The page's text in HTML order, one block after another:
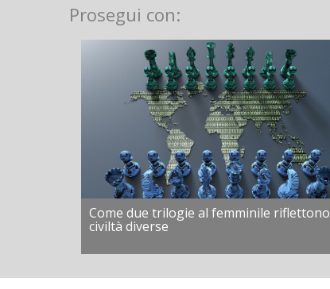
Prosegui con:
Come due trilogie al femminile riflettono
civiltà diverse